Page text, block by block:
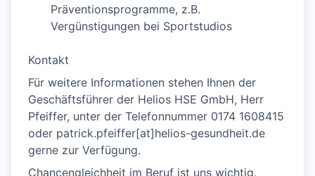
Präventionsprogramme, z.B.
Vergünstigungen bei Sportstudios
Kontakt
Für weitere Informationen stehen Ihnen der
Geschäftsführer der Helios HSE GmbH, Herr
Pfeiffer, unter der Telefonnummer 0174 1608415
oder patrick.pfeiffer[at]helios-gesundheit.de
gerne zur Verfügung.
Chancengleichheit im Beruf ist uns wichtig.